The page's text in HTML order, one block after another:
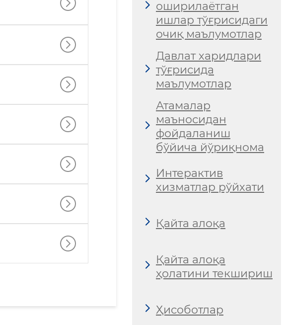
оширилаётган
ишлар тўғрисидаги
очиқ маълумотлар
Давлат харидлари
тўғрисида
маълумотлар
Атамалар
маъносидан
фойдаланиш
бўйича йўриқнома
Интерактив
хизматлар рўйхати
Қайта алоқа
Қайта алоқа
ҳолатини текшириш
Ҳисоботлар